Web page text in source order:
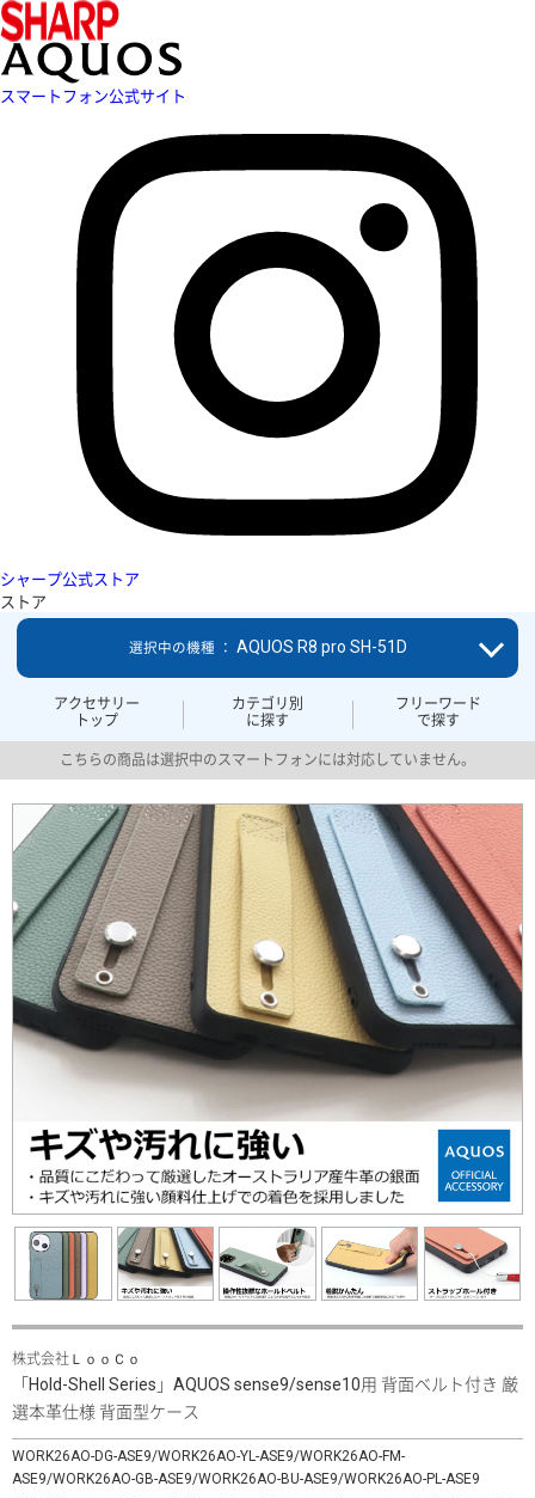
スマートフォン公式サイト
シャープ公式ストア
ストア
アクセサリー
トップ
カテゴリ別
に探す
フリーワード
で探す
選択中の機種 ： AQUOS R8 pro SH-51D
こちらの商品は選択中のスマートフォンには対応していません。
株式会社ＬｏｏＣｏ
「Hold-Shell Series」AQUOS sense9/sense10用 背面ベルト付き 厳
選本革仕様 背面型ケース
WORK26AO-DG-ASE9/WORK26AO-YL-ASE9/WORK26AO-FM-
ASE9/WORK26AO-GB-ASE9/WORK26AO-BU-ASE9/WORK26AO-PL-ASE9